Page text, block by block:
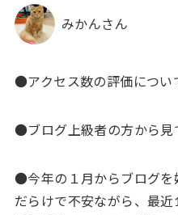
みかんさん
●アクセス数の評価につい
●ブログ上級者の方から見
●今年の１月からブログを
だらけで不安ながら、最近